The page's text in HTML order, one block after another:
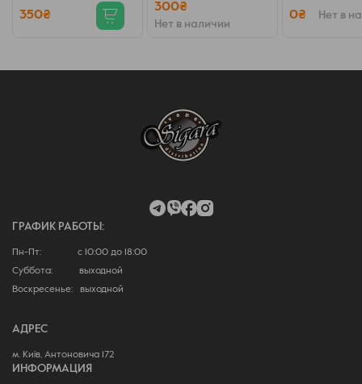
350₴
300₴
Нет в наличии
0₴ Нет в
ГРАФИК РАБОТЫ:
Пн-Пт: с 10:00 до 18:00
Суббота: выходной
Воскресенье: выходной
АДРЕС
м. Київ, Антоновича 172
ИНФОРМАЦИЯ